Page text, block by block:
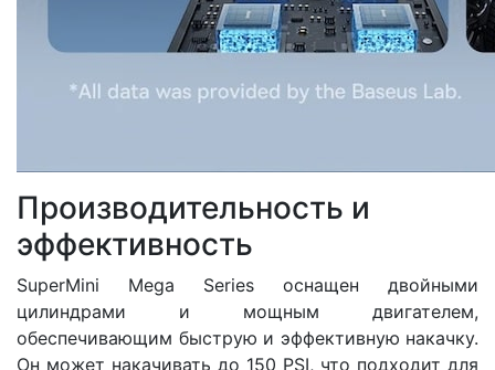
Производительность и
эффективность
SuperMini Mega Series оснащен двойными
цилиндрами и мощным двигателем,
обеспечивающим быструю и эффективную накачку.
Он может накачивать до 150 PSI, что подходит для